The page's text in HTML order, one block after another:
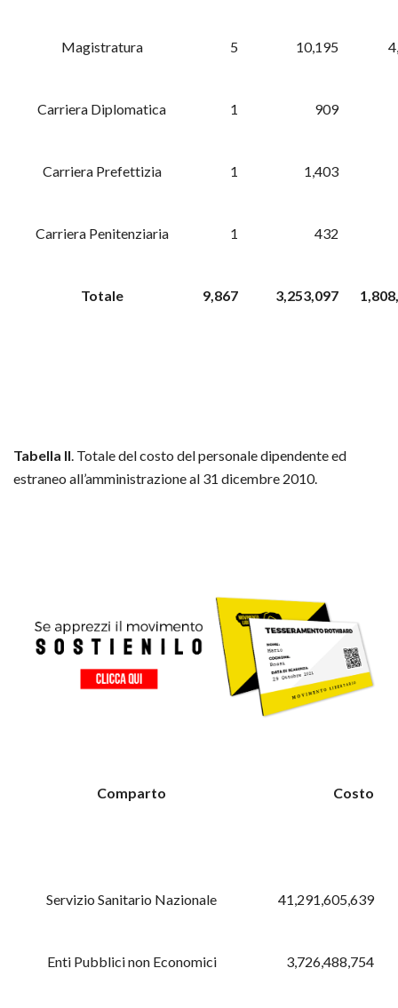
Magistratura 5 10,195
Carriera Diplomatica 1 909
Carriera Prefettizia 1 1,403
Carriera Penitenziaria 1 432
Totale 9,867 3,253,097
Tabella II. Totale del costo del personale dipendente ed
estraneo all’amministrazione al 31 dicembre 2010.
Comparto Costo
Servizio Sanitario Nazionale 41,291,605,639
Enti Pubblici non Economici 3,726,488,754